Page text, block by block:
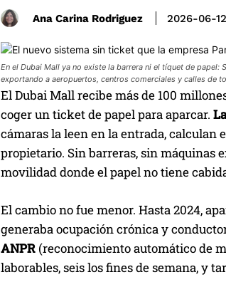
Ana Carina Rodriguez 2026-06-12
En el Dubai Mall ya no existe la barrera ni el tíquet de
exportando a aeropuertos, centros comerciales y calles de
El Dubai Mall recibe más de 100
coger un ticket de papel para aparcar.
cámaras la leen en la entrada,
propietario. Sin barreras, sin máquinas
movilidad donde el papel no tiene
El cambio no fue menor. Hasta 2024,
generaba ocupación crónica y
ANPR (reconocimiento automático de
laborables, seis los fines de semana, y